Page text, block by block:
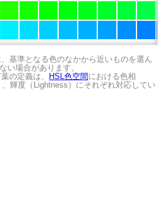
基準となる色のなかから近いものを選ん
い場合があります。
の定義は、
HSL色空間 における色相
、輝度（Lightness）にそれぞれ対応してい